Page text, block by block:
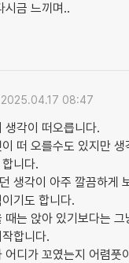
시금 느끼며..
2025.04.17 08:47
생각이 떠오릅니다.
떠 오를수도 있지만 생
니다.
생각이 아주 깔끔하게
기도 합니다.
는 앉아 있기보다는 그
합니다.
디가 꼬였는지 어렴풋